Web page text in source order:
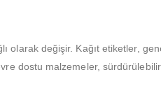
olarak değişir. Kağıt etiketler,
dostu malzemeler,